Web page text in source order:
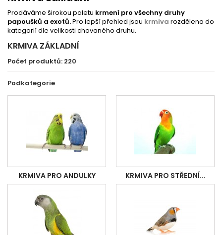
Prodáváme širokou paletu krmení pro všechny druhy
papoušků a exotů.Pro lepší přehled jsou krmiva rozdělena do
kategorií dle velikosti chovaného druhu.
KRMIVA ZÁKLADNÍ
Počet produktů: 220
Podkategorie
KRMIVA PRO ANDULKY KRMIVA PRO STŘEDNÍ...